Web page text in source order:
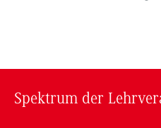
Spektrum der